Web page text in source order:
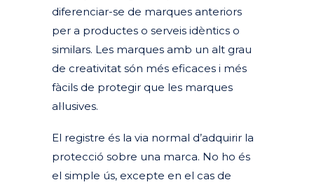
diferenciar-se de marques anteriors
per a productes o serveis idèntics o
similars. Les marques amb un alt grau
de creativitat són més eficaces i més
fàcils de protegir que les marques
al·lusives.
El registre és la via normal d’adquirir la
protecció sobre una marca. No ho és
el simple ús, excepte en el cas de